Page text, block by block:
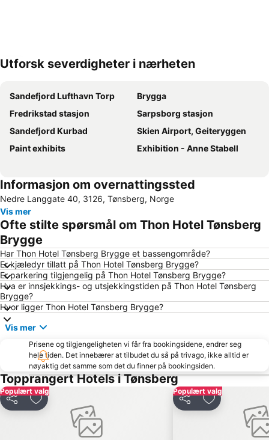
Utforsk severdigheter i nærheten
Sandefjord Lufthavn Torp
Brygga
Fredrikstad stasjon
Sarpsborg stasjon
Sandefjord Kurbad
Skien Airport, Geiteryggen
Paint exhibits
Exhibition - Anne Stabell
Informasjon om overnattingssted
Nedre Langgate 40, 3126, Tønsberg, Norge
Vis mer
Ofte stilte spørsmål om Thon Hotel Tønsberg
Brygge
Har Thon Hotel Tønsberg Brygge et bassengområde?
Er kjæledyr tillatt på Thon Hotel Tønsberg Brygge?
Er parkering tilgjengelig på Thon Hotel Tønsberg Brygge?
Hva er innsjekkings- og utsjekkingstiden på Thon Hotel Tønsberg
Brygge?
Hvor ligger Thon Hotel Tønsberg Brygge?
Vis mer
Prisene og tilgjengeligheten vi får fra bookingsidene, endrer seg
hele tiden. Det innebærer at tilbudet du så på trivago, ikke alltid er
nøyaktig det samme som det du finner på bookingsiden.
Topprangert Hotels i Tønsberg
Populært valg
Del Legg til i favoritter
Populært valg
Del Legg til i